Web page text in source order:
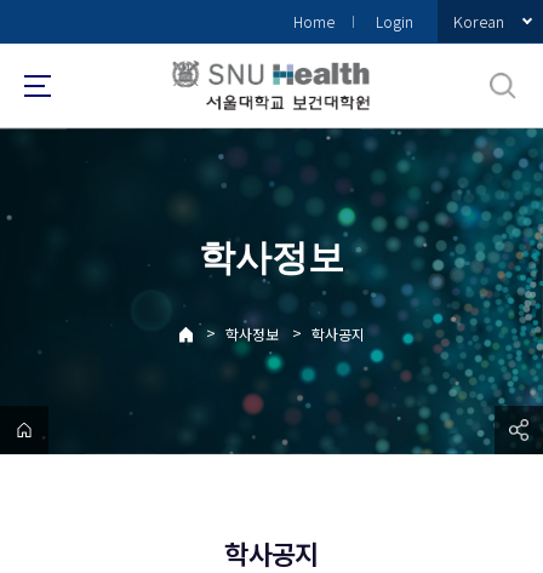
로
메
Home Login Korean
학사정보
> 학사정보 > 학사공지
학사공지